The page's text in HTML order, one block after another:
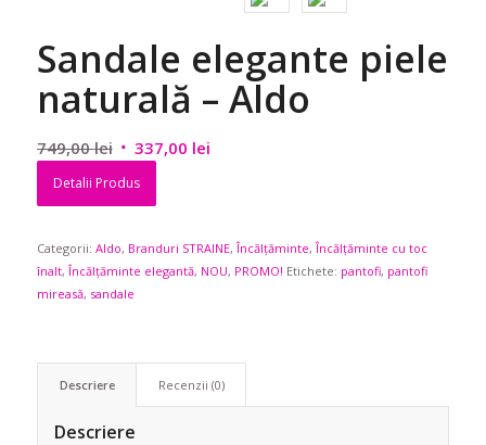
Sandale elegante piele
naturală – Aldo
749,00lei Prețul
inițial
749,00 lei.
337,00 leiPrețul
Detalii Produs
Categorii: Aldo, Branduri STRAINE,Încălțăminte,Încălțăminte cu toc
înalt,Încălțăminte elegantă, NOU, PROMO! Etichete: pantofi, pantofi
mireasă, sandale
Descriere Recenzii (0)
Descriere